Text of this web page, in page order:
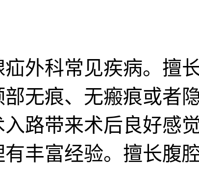
外科常见疾病。擅
无痕、无瘢痕或者
路带来术后良好感
丰富经验。擅长腹